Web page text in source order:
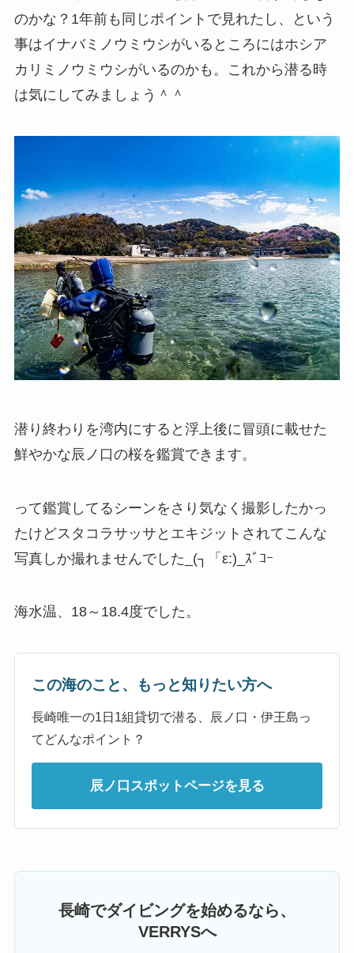
のかな？1年前も同じポイントで見れたし、という
事はイナバミノウミウシがいるところにはホシア
カリミノウミウシがいるのかも。これから潜る時
は気にしてみましょう＾＾
潜り終わりを湾内にすると浮上後に冒頭に載せた
鮮やかな辰ノ口の桜を鑑賞できます。
って鑑賞してるシーンをさり気なく撮影したかっ
たけどスタコラサッサとエキジットされてこんな
写真しか撮れませんでした_(┐「ε:)_ｽﾞｺｰ
海水温、18～18.4度でした。
この海のこと、もっと知りたい方へ
長崎唯一の1日1組貸切で潜る、辰ノ口・伊王島っ
てどんなポイント？
辰ノ口スポットページを見る
長崎でダイビングを始めるなら、
VERRYSへ